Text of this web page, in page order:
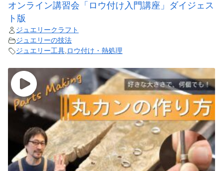
オンライン講習会「ロウ付け入門講座」ダイジェス
ト版
ジュエリークラフト
ジュエリーの技法
ジュエリー工具,ロウ付け・熱処理